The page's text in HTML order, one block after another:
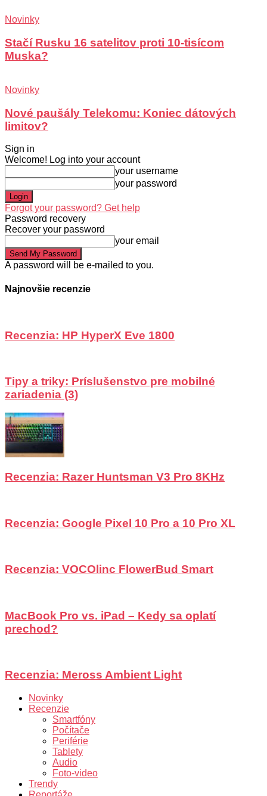
Novinky
Stačí Rusku 16 satelitov proti 10-tisícom
Muska?
Novinky
Nové paušály Telekomu: Koniec dátových
limitov?
Sign in
Welcome! Log into your account
your username
your password
Forgot your password? Get help
Password recovery
Recover your password
your email
A password will be e-mailed to you.
Najnovšie recenzie
Recenzia: HP HyperX Eve 1800
Tipy a triky: Príslušenstvo pre mobilné
zariadenia (3)
Recenzia: Razer Huntsman V3 Pro 8KHz
Recenzia: Google Pixel 10 Pro a 10 Pro XL
Recenzia: VOCOlinc FlowerBud Smart
MacBook Pro vs. iPad – Kedy sa oplatí
prechod?
Recenzia: Meross Ambient Light
Novinky
Recenzie
Smartfóny
Počítače
Periférie
Tablety
Audio
Foto-video
Trendy